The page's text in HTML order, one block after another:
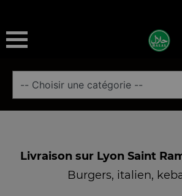
Livraison sur Lyon Saint
Burgers, italien,